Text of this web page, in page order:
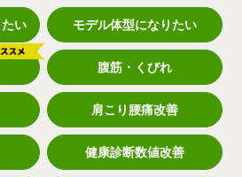
い モデル体型になりたい
腹筋・くびれ
肩こり腰痛改善
健康診断数値改善